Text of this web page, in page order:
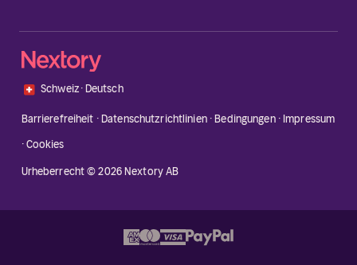
🇨🇭 Schweiz·Deutsch
Barrierefreiheit ·Datenschutzrichtlinien·Bedingungen· Impressum
·Cookies
Urheberrecht © 2026 Nextory AB